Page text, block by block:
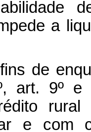
a
de
art. 9º e
rural
e com